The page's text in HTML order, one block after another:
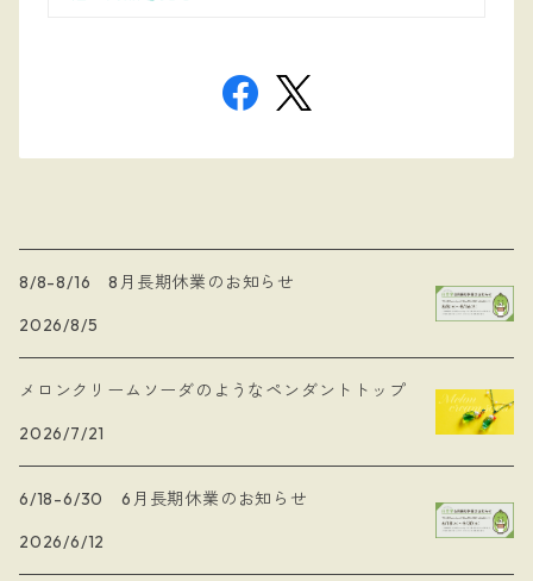
8/8-8/16 8月長期休業のお知らせ
2026/8/5
メロンクリームソーダのようなペンダントトップ
2026/7/21
6/18-6/30 6月長期休業のお知らせ
2026/6/12